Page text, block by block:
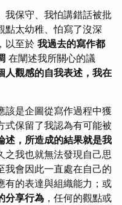
我保守、我怕講錯話被批
點太幼稚、怕寫了沒深
以至於 我過去的寫作都
在闡述我所關心的議
人觀感的自我表述，我在
該是企圖從寫作過程中獲
式保留了我認為有可能被
述，所造成的結果就是我
之我也就無法發現自己思
我會因此一直處在自己的
有的表達與組織能力；或
分享行為 ，任何的觀點或